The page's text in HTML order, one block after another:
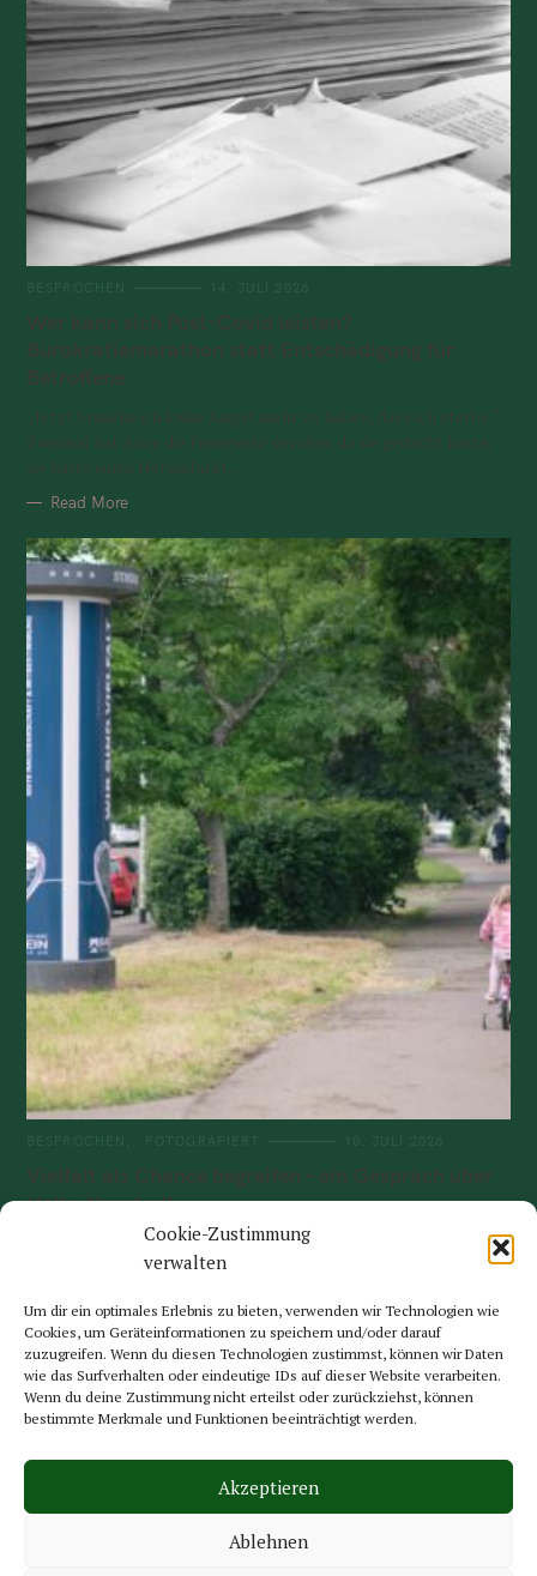
Cookie-Zustimmung
verwalten
Um dir ein optimales Erlebnis zu bieten, verwenden wir Technologien wie
Cookies, um Geräteinformationen zu speichern und/oder darauf
zuzugreifen. Wenn du diesen Technologien zustimmst, können wir Daten
wie das Surfverhalten oder eindeutige IDs auf dieser Website verarbeiten.
Wenn du deine Zustimmung nicht erteilst oder zurückziehst, können
bestimmte Merkmale und Funktionen beeinträchtigt werden.
Akzeptieren
Ablehnen
Wer kann sich Post-Covid leisten?
Bürokratiemarathon statt Entschädigung für
Betroffene
„Jetzt brauche ich keine Angst mehr zu haben, dass ich sterbe.“
Zweimal hat Alice die Feuerwehr gerufen, da sie gedacht hatte,
sie hätte einen Herzinfarkt...
Read More
Vielfalt als Chance begreifen – ein Gespräch über
Halle-Neustadt
„Ich kann mir nicht vorstellen, an einem anderen Ort in Halle zu
wohnen“, sagt Bahloul* mit einem Lächeln im Gesicht, als er
Read More
© 2025 Reversed Magazine.